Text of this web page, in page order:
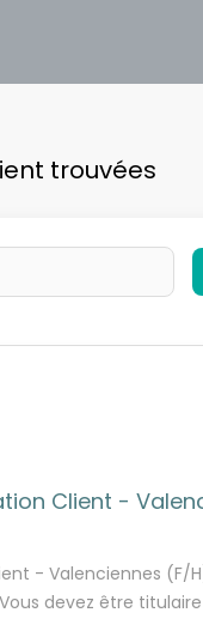
trouvées
Client -
- Valenciennes (F/
devez être titulaire
d’éligibilité. Qui